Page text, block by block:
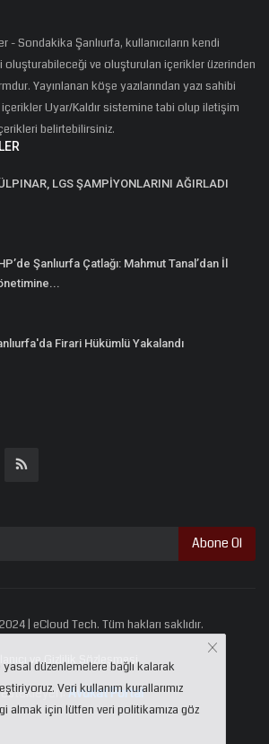
- Sondakika Şanlıurfa, kullanıcıların kendi
oluşturabileceği ve oluşturulan içerikler üzerinden
Yayınlanan köşe yazılarından yazı sahibi
Uyar/Kaldır sistemine tabi olup iletişim
belirtebilirsiniz.
LGS ŞAMPİYONLARINI AĞIRLADI
Şanlıurfa Çatlağı: Mahmut Tanal’dan İl
Firari Hükümlü Yakalandı
Abone Ol
| eCloud Tech. Tüm hakları saklıdır.
ve Gizlilik Sözleşmesi
Avukat Portal
yasal düzenlemelere bağlı kalarak
Veri kullanım kurallarımız
almak için lütfen veri politikamıza göz